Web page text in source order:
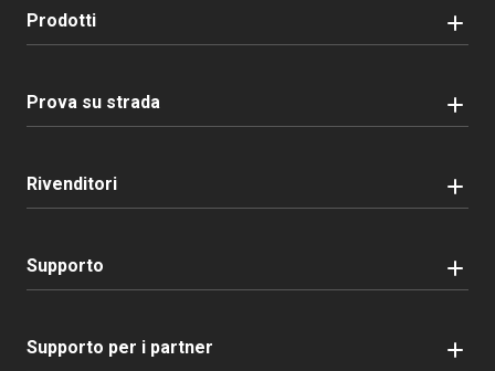
Prodotti
Prova su strada
Rivenditori
Supporto
Supporto per i partner